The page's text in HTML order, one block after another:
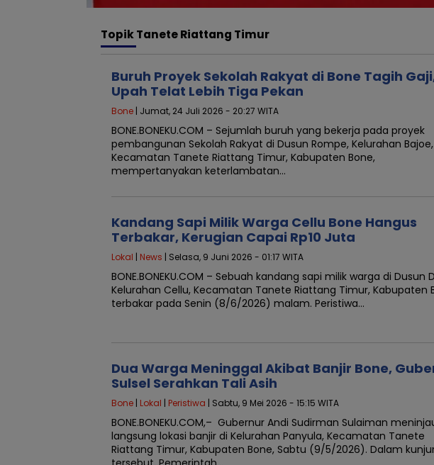
TopikTanete Riattang Timur
Buruh Proyek Sekolah Rakyat di Bone Tagih
Upah Telat Lebih Tiga Pekan
Bone | Jumat, 24 Juli 2026 - 20:27 WITA
BONE.BONEKU.COM – Sejumlah buruh yang bekerja pada proyek
pembangunan Sekolah Rakyat di Dusun Rompe, Kelurahan Bajoe,
Kecamatan Tanete Riattang Timur, Kabupaten Bone,
mempertanyakan keterlambatan…
Kandang Sapi Milik Warga Cellu Bone Hangus
Terbakar, Kerugian Capai Rp10 Juta
Lokal | News | Selasa, 9 Juni 2026 - 01:17 WITA
BONE.BONEKU.COM – Sebuah kandang sapi milik warga di Dusun
Kelurahan Cellu, Kecamatan Tanete Riattang Timur, Kabupaten
terbakar pada Senin (8/6/2026) malam. Peristiwa…
Dua Warga Meninggal Akibat Banjir Bone,
Sulsel Serahkan Tali Asih
Bone | Lokal | Peristiwa | Sabtu, 9 Mei 2026 - 15:15 WITA
BONE.BONEKU.COM,– Gubernur Andi Sudirman Sulaiman
langsung lokasi banjir di Kelurahan Panyula, Kecamatan Tanete
Riattang Timur, Kabupaten Bone, Sabtu (9/5/2026). Dalam